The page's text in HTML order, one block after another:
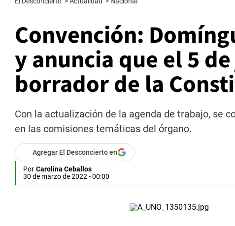
Convención:
y anuncia que el 5
borrador de la
Con la actualización de la agenda de trabajo, se
en las comisiones temáticas del órgano.
Agregar El Desconcierto en
Por Carolina Ceballos
30 de marzo de 2022 - 00:00